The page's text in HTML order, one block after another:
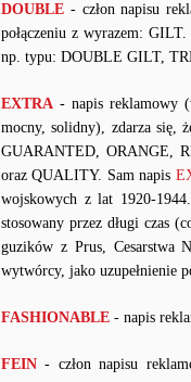
DOUBLE - człon napisu
połączeniu z wyrazem:
np. typu: DOUBLE GILT,
EXTRA - napis reklamowy
mocny, solidny), zdarza się,
GUARANTED, ORANGE,
oraz QUALITY. Sam napis
wojskowych z lat 1920-
stosowany przez długi czas
guzików z Prus, Cesarstwa
wytwórcy, jako uzupełnienie
FASHIONABLE - napis
FEIN - człon napisu